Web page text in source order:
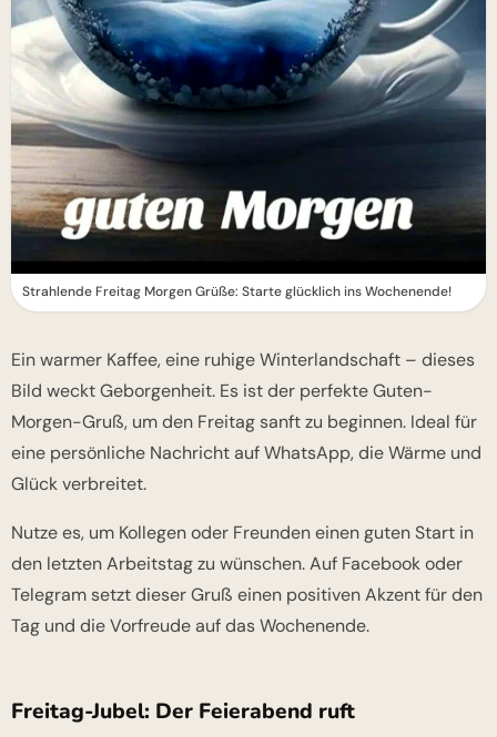
Strahlende Freitag Morgen Grüße: Starte glücklich ins Wochenende!
Ein warmer Kaffee, eine ruhige Winterlandschaft – dieses
Bild weckt Geborgenheit. Es ist der perfekte Guten-
Morgen-Gruß, um den Freitag sanft zu beginnen. Ideal für
eine persönliche Nachricht auf WhatsApp, die Wärme und
Glück verbreitet.
Nutze es, um Kollegen oder Freunden einen guten Start in
den letzten Arbeitstag zu wünschen. Auf Facebook oder
Telegram setzt dieser Gruß einen positiven Akzent für den
Tag und die Vorfreude auf das Wochenende.
Freitag-Jubel: Der Feierabend ruft